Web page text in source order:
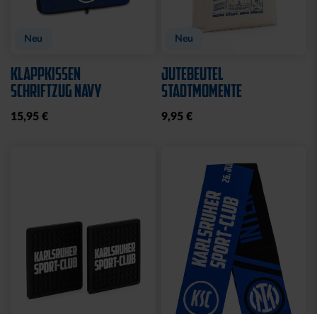
Neu
KLAPPKISSEN
SCHRIFTZUG NAVY
15,95 €
Neu
JUTEBEUTEL
STADTMOMENTE
9,95 €